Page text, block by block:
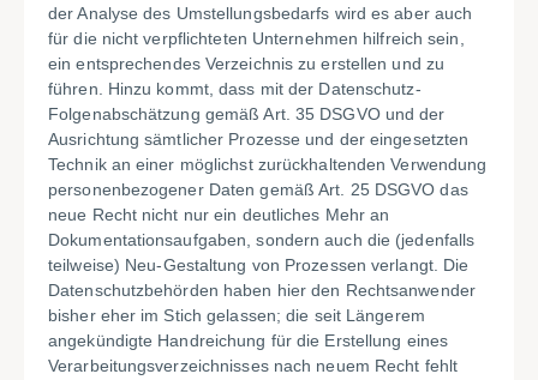
der Analyse des Umstellungsbedarfs wird es aber auch
für die nicht verpflichteten Unternehmen hilfreich sein,
ein entsprechendes Verzeichnis zu erstellen und zu
führen. Hinzu kommt, dass mit der Datenschutz-
Folgenabschätzung gemäß Art. 35 DSGVO und der
Ausrichtung sämtlicher Prozesse und der eingesetzten
Technik an einer möglichst zurückhaltenden Verwendung
personenbezogener Daten gemäß Art. 25 DSGVO das
neue Recht nicht nur ein deutliches Mehr an
Dokumentationsaufgaben, sondern auch die (jedenfalls
teilweise) Neu-Gestaltung von Prozessen verlangt. Die
Datenschutzbehörden haben hier den Rechtsanwender
bisher eher im Stich gelassen; die seit Längerem
angekündigte Handreichung für die Erstellung eines
Verarbeitungsverzeichnisses nach neuem Recht fehlt